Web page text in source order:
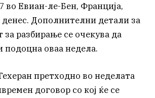
во Евиан-ле-Бен, Франција,
денес. Дополнителни детали за
разбирање се очекува да
подоцна оваа недела.
претходно во неделата
договор со кој ќе се